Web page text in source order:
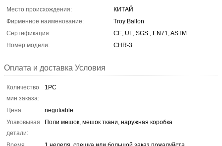
Место происхождения:
КИТАЙ
Фирменное наименование:
Troy Ballon
Сертификация:
CE, UL, SGS , EN71, ASTM
Номер модели:
CHR-3
Оплата и доставка Условия
Количество
мин заказа:
1PC
Цена:
negotiable
Упаковывая
детали:
Поли мешок, мешок ткани, наружная коробка